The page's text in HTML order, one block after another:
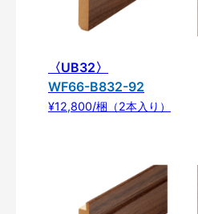
〈UB32〉
WF66-B832-92
¥12,800/梱（2本入り）